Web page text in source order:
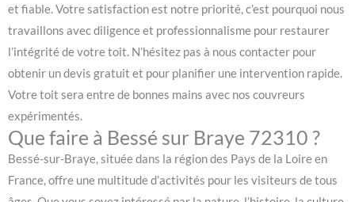
et fiable. Votre satisfaction est notre priorité, c’est pourquoi nous
travaillons avec diligence et professionnalisme pour restaurer
l’intégrité de votre toit. N’hésitez pas à nous contacter pour
obtenir un devis gratuit et pour planifier une intervention rapide.
Votre toit sera entre de bonnes mains avec nos couvreurs
expérimentés.
Que faire à Bessé sur Braye 72310 ?
Bessé-sur-Braye, située dans la région des Pays de la Loire en
France, offre une multitude d’activités pour les visiteurs de tous